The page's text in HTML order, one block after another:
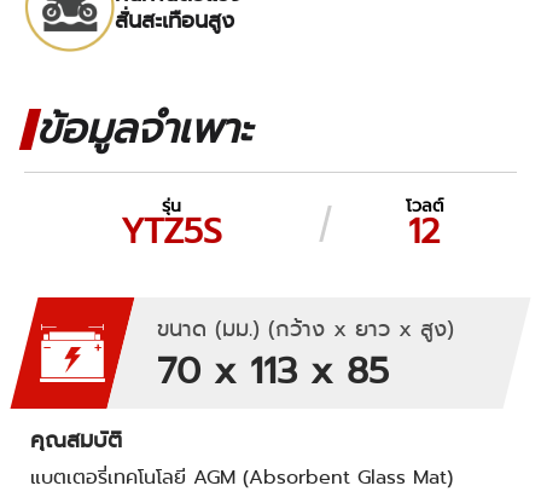
สั่นสะเทือนสูง
ข้อมูลจำเพาะ
รุ่น
YTZ5S
โวลต์
12
ขนาด (มม.) (กว้าง x ยาว x สูง)
70 x 113 x 85
คุณสมบัติ
แบตเตอรี่เทคโนโลยี AGM (Absorbent Glass Mat)